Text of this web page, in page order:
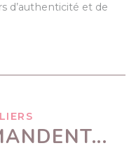
d’authenticité et de